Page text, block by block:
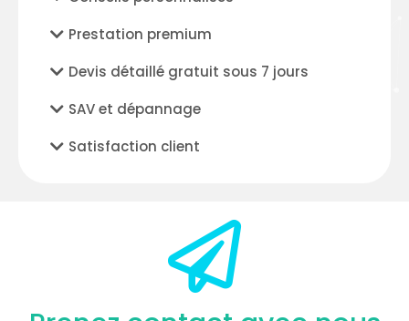
Prestation premium
Devis détaillé gratuit sous 7 jours